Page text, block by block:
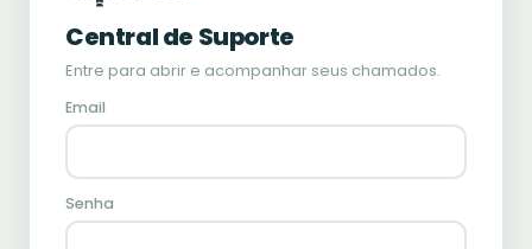
Central de Suporte
Entre para abrir e acompanhar seus chamados.
Email
Senha